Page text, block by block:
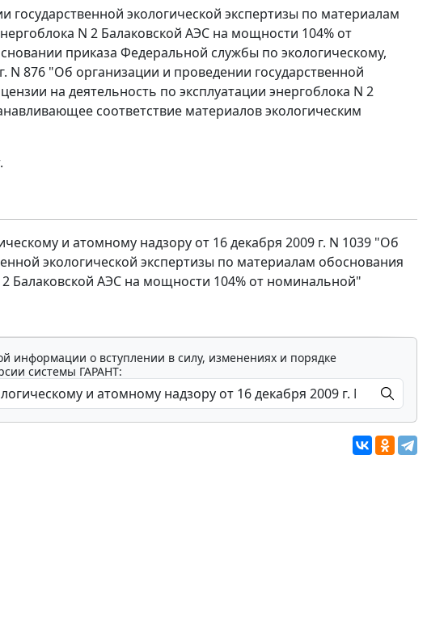
экологической экспертизы по материалам
N 2 Балаковской АЭС на мощности 104% от
приказа Федеральной службы по экологическому,
N 876 "Об организации и проведении государственной
на деятельность по эксплуатации энергоблока N 2
соответствие материалов экологическим
и атомному надзору от 16 декабря 2009 г. N 1039 "Об
экологической экспертизы по материалам обоснования
Балаковской АЭС на мощности 104% от номинальной"
информации о вступлении в силу, изменениях и порядке
системы ГАРАНТ: